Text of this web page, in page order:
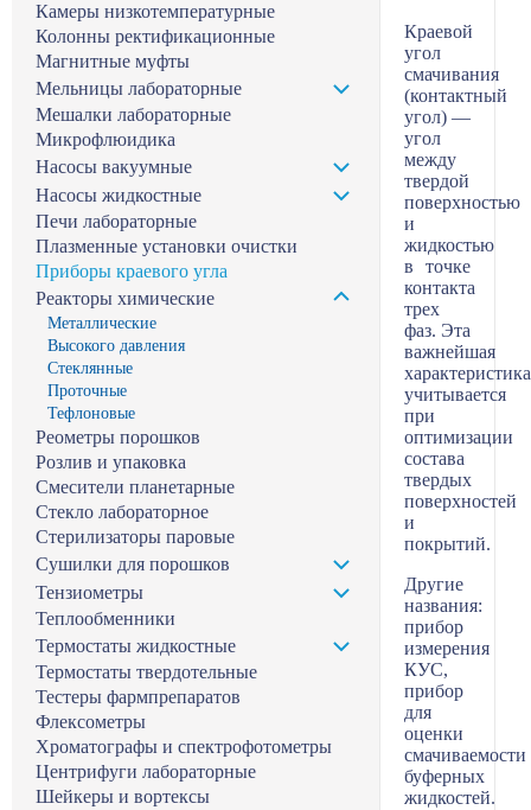
Камеры низкотемпературные
Колонны ректификационные
Магнитные муфты
Мельницы лабораторные
Мешалки лабораторные
Микрофлюидика
Насосы вакуумные
Насосы жидкостные
Печи лабораторные
Плазменные установки очистки
Приборы краевого угла
Реакторы химические
Металлические
Высокого давления
Стеклянные
Проточные
Тефлоновые
Реометры порошков
Розлив и упаковка
Смесители планетарные
Стекло лабораторное
Стерилизаторы паровые
Сушилки для порошков
Тензиометры
Теплообменники
Термостаты жидкостные
Термостаты твердотельные
Тестеры фармпрепаратов
Флексометры
Хроматографы и спектрофотометры
Центрифуги лабораторные
Шейкеры и вортексы
Краевой
угол
смачивания
(контактный
угол) —
угол
между
твердой
поверхностью
и
жидкостью
в точке
контакта
трех
фаз. Эта
важнейшая
характеристика
учитывается
при
оптимизации
состава
твердых
поверхностей
и
покрытий.
Другие
названия:
прибор
измерения
КУС,
прибор
для
оценки
смачиваемости
буферных
жидкостей.